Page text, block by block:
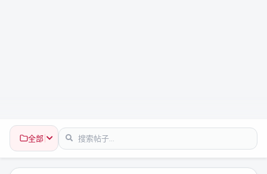
全部